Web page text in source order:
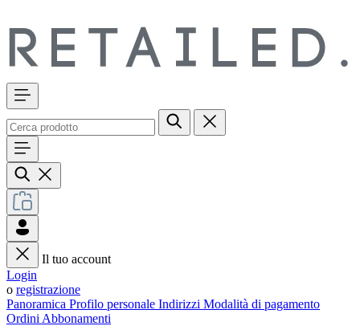
Il tuo account
Login
o registrazione
Panoramica Profilo personale Indirizzi Modalità di pagamento
Ordini Abbonamenti